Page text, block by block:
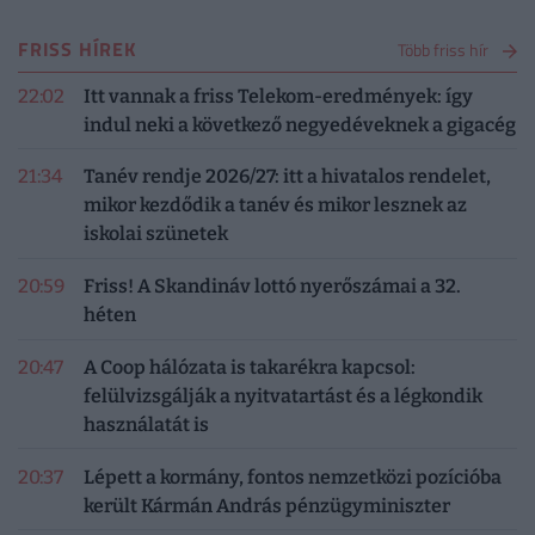
FRISS HÍREK Több friss hír
22:02
Itt vannak a friss Telekom-eredmények: így
indul neki a következő negyedéveknek a gigacég
21:34
Tanév rendje 2026/27: itt a hivatalos rendelet,
mikor kezdődik a tanév és mikor lesznek az
iskolai szünetek
20:59
Friss! A Skandináv lottó nyerőszámai a 32.
héten
20:47
A Coop hálózata is takarékra kapcsol:
felülvizsgálják a nyitvatartást és a légkondik
használatát is
20:37
Lépett a kormány, fontos nemzetközi pozícióba
került Kármán András pénzügyminiszter